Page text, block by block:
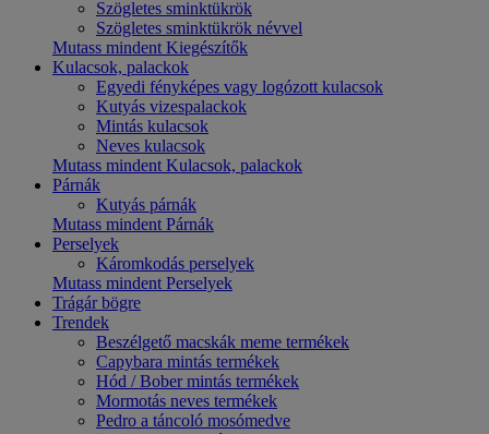
Szögletes sminktükrök
Szögletes sminktükrök névvel
Mutass mindent Kiegészítők
Kulacsok, palackok
Egyedi fényképes vagy logózott kulacsok
Kutyás vizespalackok
Mintás kulacsok
Neves kulacsok
Mutass mindent Kulacsok, palackok
Párnák
Kutyás párnák
Mutass mindent Párnák
Perselyek
Káromkodás perselyek
Mutass mindent Perselyek
Trágár bögre
Trendek
Beszélgető macskák meme termékek
Capybara mintás termékek
Hód / Bober mintás termékek
Mormotás neves termékek
Pedro a táncoló mosómedve